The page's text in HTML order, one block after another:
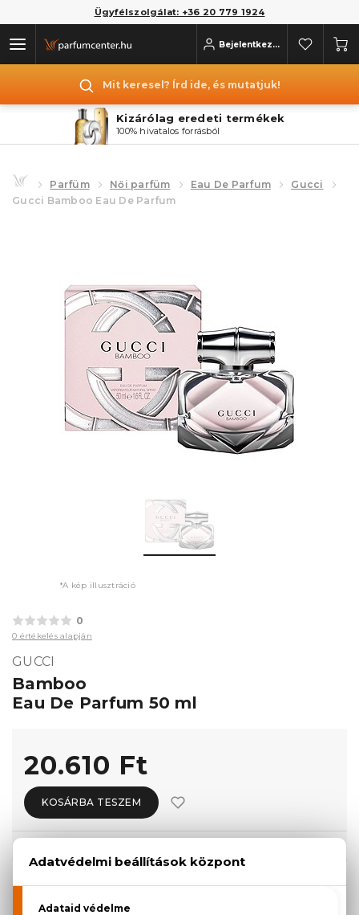
Ügyfélszolgálat: +36 20 779 1924
Bejelentkezés
Mit keresel? Írd ide, és mutatjuk!
Kizárólag eredeti termékek
100% hivatalos forrásból
Parfüm Női parfüm Eau De Parfum
Gucci
Gucci Bamboo Eau De Parfum
*A kép illusztráció
0
0 értékelés alapján
GUCCI
Bamboo
Eau De Parfum 50 ml
20.610 Ft
KOSÁRBA TESZEM
KISZERELÉS KIVÁLASZTÁSA